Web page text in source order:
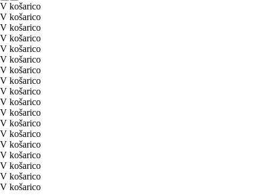
V košarico
V košarico
V košarico
V košarico
V košarico
V košarico
V košarico
V košarico
V košarico
V košarico
V košarico
V košarico
V košarico
V košarico
V košarico
V košarico
V košarico
V košarico